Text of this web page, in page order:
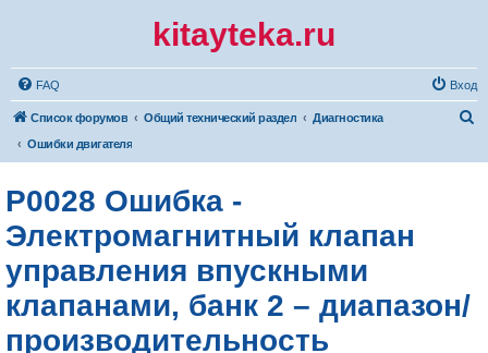
kitayteka.ru
FAQ Вход
Список форумов Общий технический раздел
Диагностика
Ошибки двигателя
P0028 Ошибка -
Электромагнитный клапан
управления впускными
клапанами, банк 2 – диапазон/
производительность